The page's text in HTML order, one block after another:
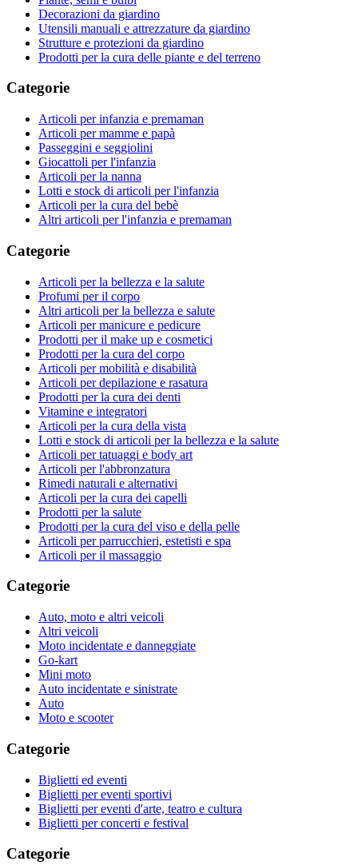
Decorazioni da giardino
Utensili manuali e attrezzature da giardino
Strutture e protezioni da giardino
Prodotti per la cura delle piante e del terreno
Categorie
Articoli per infanzia e premaman
Articoli per mamme e papà
Passeggini e seggiolini
Giocattoli per l'infanzia
Articoli per la nanna
Lotti e stock di articoli per l'infanzia
Articoli per la cura del bebè
Altri articoli per l'infanzia e premaman
Categorie
Articoli per la bellezza e la salute
Profumi per il corpo
Altri articoli per la bellezza e salute
Articoli per manicure e pedicure
Prodotti per il make up e cosmetici
Prodotti per la cura del corpo
Articoli per mobilità e disabilità
Articoli per depilazione e rasatura
Prodotti per la cura dei denti
Vitamine e integratori
Articoli per la cura della vista
Lotti e stock di articoli per la bellezza e la salute
Articoli per tatuaggi e body art
Articoli per l'abbronzatura
Rimedi naturali e alternativi
Articoli per la cura dei capelli
Prodotti per la salute
Prodotti per la cura del viso e della pelle
Articoli per parrucchieri, estetisti e spa
Articoli per il massaggio
Categorie
Auto, moto e altri veicoli
Altri veicoli
Moto incidentate e danneggiate
Go-kart
Mini moto
Auto incidentate e sinistrate
Auto
Moto e scooter
Categorie
Biglietti ed eventi
Biglietti per eventi sportivi
Biglietti per eventi d'arte, teatro e cultura
Biglietti per concerti e festival
Categorie